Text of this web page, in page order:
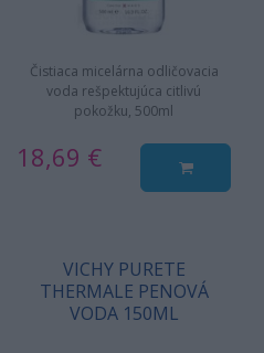
Čistiaca micelárna odličovacia
voda rešpektujúca citlivú
pokožku, 500ml
18,69 €
VICHY PURETE
THERMALE PENOVÁ
VODA 150ML